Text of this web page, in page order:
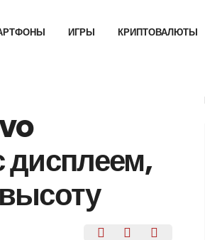
ИГРЫ КРИПТОВАЛЮТЫ
дисплеем,